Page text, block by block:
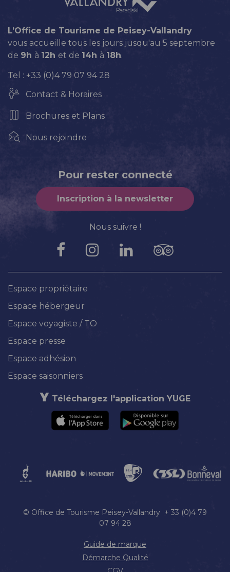
L’Office de Tourisme de Peisey-Vallandry
vous accueille tous les jours jusqu'au 5 septembre
de 9h à 12h et de 14h à 18h.
Tel : +33 (0)4 79 07 94 28
Contact & Horaires
Brochures et Plans
Nous rejoindre
Pour rester connecté
Inscription à la newsletter
Nous suivre !
Espace propriétaire
Espace hébergeur
Espace voyagiste / TO
Espace presse
Espace adhésion
Espace saisonniers
Téléchargez l'application YUGE
© Office de Tourisme Peisey-Vallandry + 33 (0)4 79
07 94 28
Guide de marque
Démarche Qualité